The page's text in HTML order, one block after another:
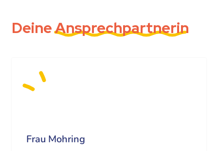
DeineAnsprechpartnerin
Frau Mohring